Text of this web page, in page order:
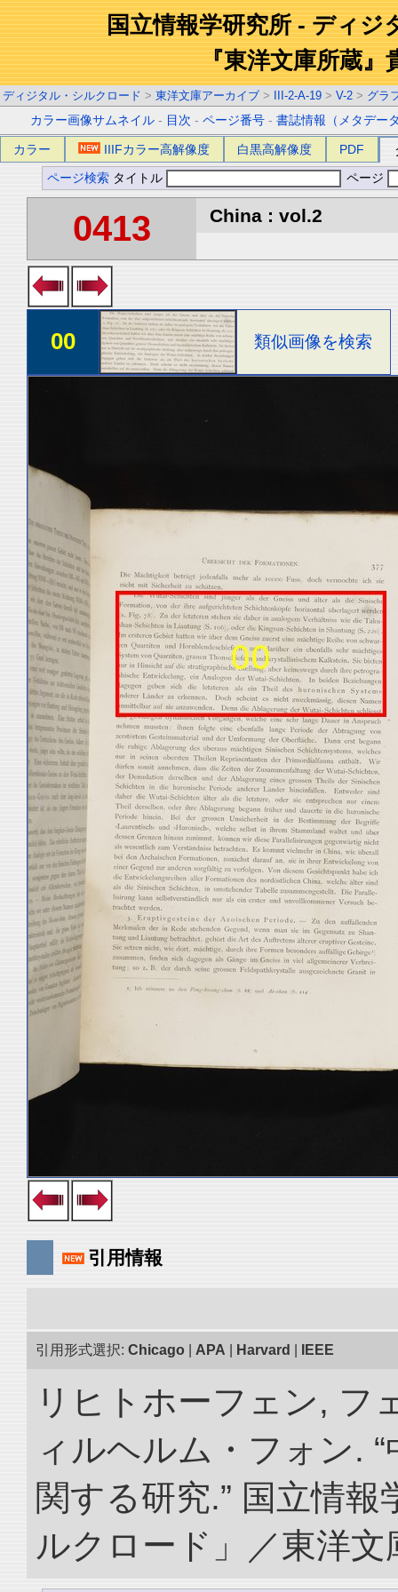
国立情報学研究所 - ディジ
『東洋文庫所蔵』
ディジタル・シルクロード > 東洋文庫アーカイブ > III-2-A-19 > V-2 > グラ
カラー画像サムネイル - 目次 -ページ番号 -書誌情報（メタデー
カラー IIIFカラー高解像度 白黒高解像度 PDF
ページ検索 タイトル ページ
0413 China : vol.2
00 類似画像を検索
引用情報
引用形式選択: Chicago APA Harvard IEEE
リヒトホーフェン, フ
ィルヘルム・フォン.
関する研究.” 国立情
ルクロード」／東洋